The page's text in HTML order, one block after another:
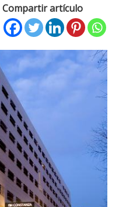
Compartir artículo